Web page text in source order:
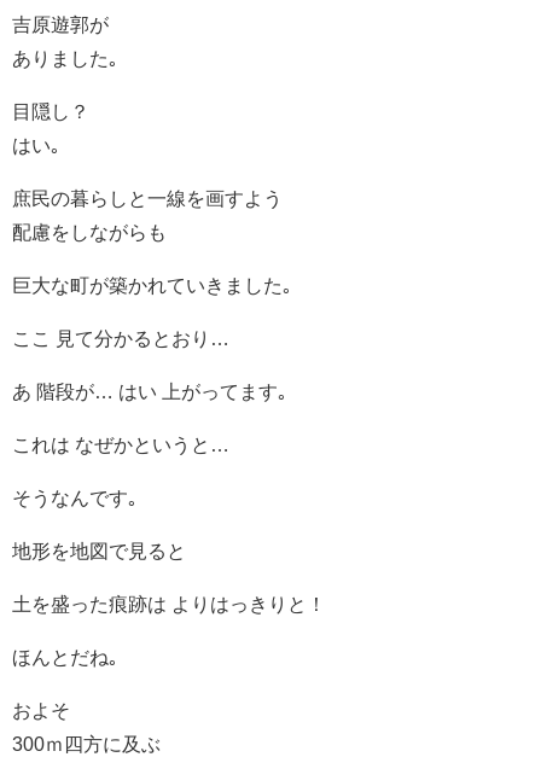
吉原遊郭が
ありました｡
目隠し？
はい｡
庶民の暮らしと一線を画すよう
配慮をしながらも
巨大な町が築かれていきました｡
ここ 見て分かるとおり…
あ 階段が… はい 上がってます｡
これは なぜかというと…
そうなんです｡
地形を地図で見ると
土を盛った痕跡は よりはっきりと！
ほんとだね｡
およそ
300ｍ四方に及ぶ